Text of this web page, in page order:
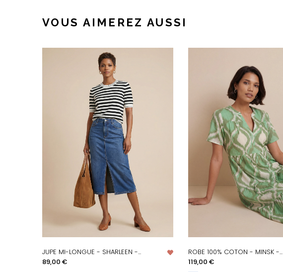
VOUS AIMEREZ AUSSI
JUPE MI-LONGUE - SHARLEEN -...
Prix
89,00 €
ROBE 100% COTON - MINSK -...
Prix
119,00 €